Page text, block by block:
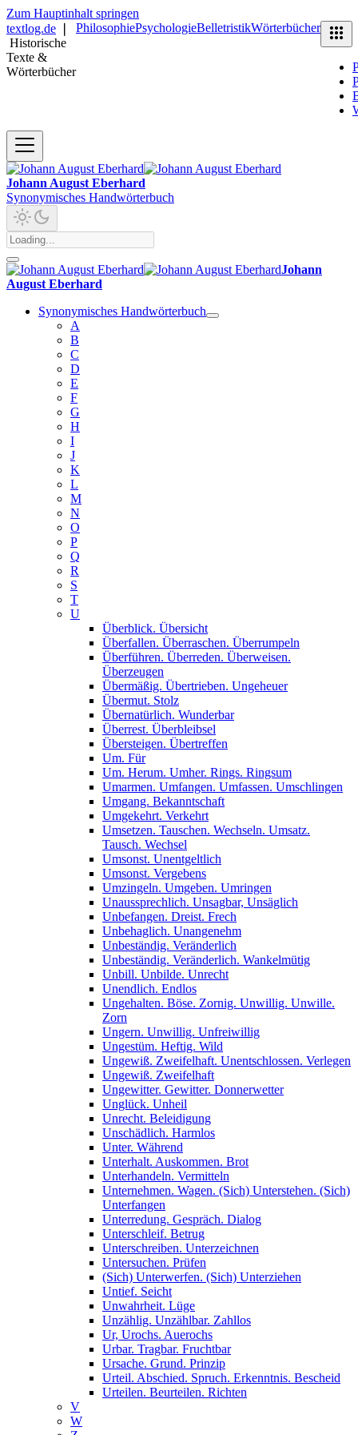
Zum Hauptinhalt springen
textlog.de
Historische
Texte &
Wörterbücher
PhilosophiePsychologieBelletristikWörterbücher
Johann August Eberhard
Synonymisches Handwörterbuch
Johann
August Eberhard
Synonymisches Handwörterbuch
A
B
C
D
E
F
G
H
I
J
K
L
M
N
O
P
Q
R
S
T
U
Überblick. Übersicht
Überfallen. Überraschen. Überrumpeln
Überführen. Überreden. Überweisen.
Überzeugen
Übermäßig. Übertrieben. Ungeheuer
Übermut. Stolz
Übernatürlich. Wunderbar
Überrest. Überbleibsel
Übersteigen. Übertreffen
Um. Für
Um. Herum. Umher. Rings. Ringsum
Umarmen. Umfangen. Umfassen. Umschlingen
Umgang. Bekanntschaft
Umgekehrt. Verkehrt
Umsetzen. Tauschen. Wechseln. Umsatz.
Tausch. Wechsel
Umsonst. Unentgeltlich
Umsonst. Vergebens
Umzingeln. Umgeben. Umringen
Unaussprechlich. Unsagbar, Unsäglich
Unbefangen. Dreist. Frech
Unbehaglich. Unangenehm
Unbeständig. Veränderlich
Unbeständig. Veränderlich. Wankelmütig
Unbill. Unbilde. Unrecht
Unendlich. Endlos
Ungehalten. Böse. Zornig. Unwillig. Unwille.
Zorn
Ungern. Unwillig. Unfreiwillig
Ungestüm. Heftig. Wild
Ungewiß. Zweifelhaft. Unentschlossen. Verlegen
Ungewiß. Zweifelhaft
Ungewitter. Gewitter. Donnerwetter
Unglück. Unheil
Unrecht. Beleidigung
Unschädlich. Harmlos
Unter. Während
Unterhalt. Auskommen. Brot
Unterhandeln. Vermitteln
Unternehmen. Wagen. (Sich) Unterstehen. (Sich)
Unterfangen
Unterredung. Gespräch. Dialog
Unterschleif. Betrug
Unterschreiben. Unterzeichnen
Untersuchen. Prüfen
(Sich) Unterwerfen. (Sich) Unterziehen
Untief. Seicht
Unwahrheit. Lüge
Unzählig. Unzählbar. Zahllos
Ur, Urochs. Auerochs
Urbar. Tragbar. Fruchtbar
Ursache. Grund. Prinzip
Urteil. Abschied. Spruch. Erkenntnis. Bescheid
Urteilen. Beurteilen. Richten
V
W